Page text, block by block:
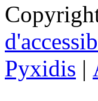
Pyxidis |